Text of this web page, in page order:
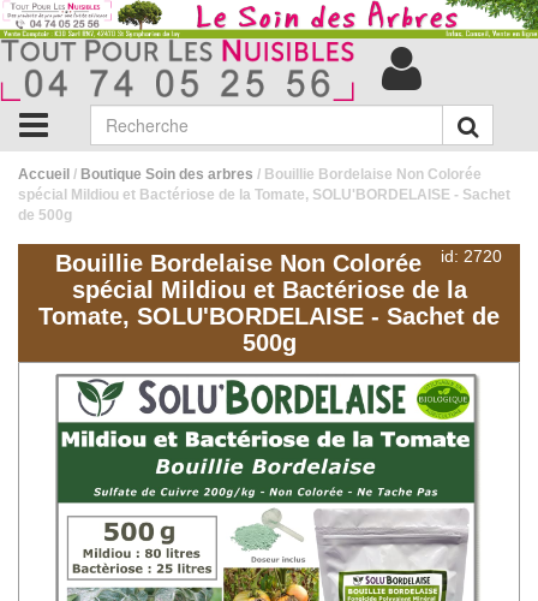
Accueil / Boutique Soin des arbres / Bouillie Bordelaise Non Colorée
spécial Mildiou et Bactériose de la Tomate, SOLU'BORDELAISE - Sachet
de 500g
id: 2720
Bouillie Bordelaise Non Colorée
spécial Mildiou et Bactériose de la
Tomate, SOLU'BORDELAISE - Sachet de
500g